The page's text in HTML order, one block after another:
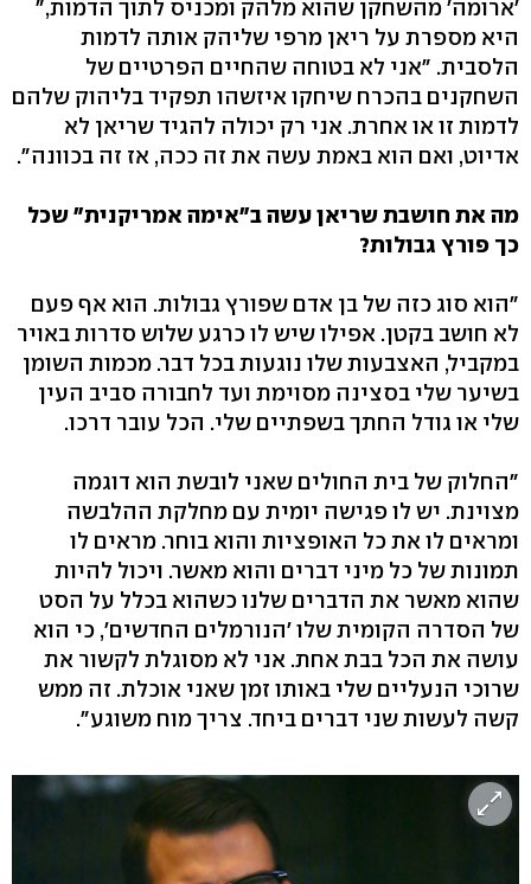
'ארומה' מהשחקן שהוא מלהק ומכניס לתוך הדמות,"
היא מספרת על ריאן מרפי שליהק אותה לדמות
הלסבית. "אני לא בטוחה שהחיים הפרטיים של
השחקנים בהכרח שיחקו איזשהו תפקיד בליהוק שלהם
לדמות זו או אחרת. אני רק יכולה להגיד שריאן לא
אדיוט, ואם הוא באמת עשה את זה ככה, אז זה בכוונה".
מה את חושבת שריאן עשה ב"אימה אמריקנית" שכל
כך פורץ גבולות?
"הוא סוג כזה של בן אדם שפורץ גבולות. הוא אף פעם
לא חושב בקטן. אפילו שיש לו כרגע שלוש סדרות באויר
במקביל, האצבעות שלו נוגעות בכל דבר. מכמות השומן
בשיער שלי בסצינה מסוימת ועד לחבורה סביב העין
שלי או גודל החתך בשפתיים שלי. הכל עובר דרכו.
"החלוק של בית החולים שאני לובשת הוא דוגמה
מצוינת. יש לו פגישה יומית עם מחלקת ההלבשה
ומראים לו את כל האופציות והוא בוחר. מראים לו
תמונות של כל מיני דברים והוא מאשר. ויכול להיות
שהוא מאשר את הדברים שלנו כשהוא בכלל על הסט
של הסדרה הקומית שלו 'הנורמלים החדשים', כי הוא
עושה את הכל בבת אחת. אני לא מסוגלת לקשור את
שרוכי הנעליים שלי באותו זמן שאני אוכלת. זה ממש
קשה לעשות שני דברים ביחד. צריך מוח משוגע".